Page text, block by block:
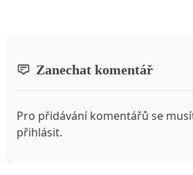
Zanechat komentář
Pro přidávání komentářů se
přihlásit.